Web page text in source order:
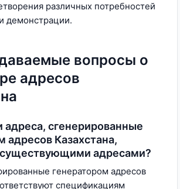
различных потребностей
демонстрации.
вопросы о
адресов
адреса, сгенерированные
адресов Казахстана,
адресами?
генератором адресов
спецификациям